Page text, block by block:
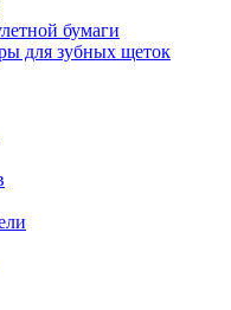
бумаги
для зубных щеток